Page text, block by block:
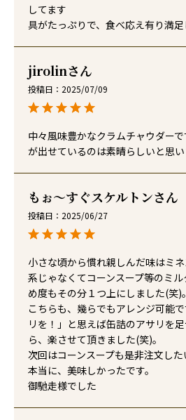
してます
具がたっぷりで、食べ応え有り満足
jirolin
投稿日 2025/07/09
中々風味豊かなクラムチャウダー
が出せているのは素晴らしいと思い
もぉ～すぐスケルトン
投稿日 2025/06/27
小さな頃から慣れ親しんだ味はミ
系じゃなくてコーンスープ等のミ
め度もその分１つ上にしました(笑)。
こちらも、幾らでもアレンジ可能
リを！」と思えば缶詰のアサリを
ら、楽させて頂きました(笑)。
次回はコーンスープも是非注文した
本当に、美味しかったです。
御馳走様でした